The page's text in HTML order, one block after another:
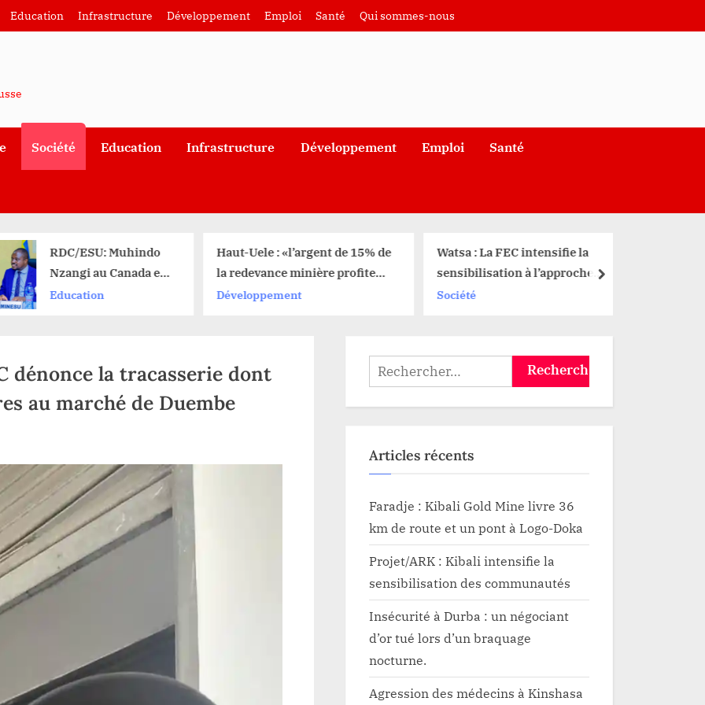
Education Infrastructure Développement Emploi Santé Qui sommes-nous
Société Education Infrastructure Développement Emploi Santé
RDC/ESU: Muhindo
Nzangi au Canada en
quête des bourses de
Education
Haut-Uele : «l’argent de 15% de
la redevance minière profite
plus à l’alcool et aux femmes
Développement
Watsa : La FEC intensifie la
sensibilisation à l’approche
des élections
Société
next
dénonce la tracasserie dont
au marché de Duembe
Uele/Watsa
:
la
FEC
dénonce
la
tracasserie
dont
membres
Rechercher :
Articles récents
Faradje : Kibali Gold Mine livre 36
km de route et un pont à Logo-Doka
Projet/ARK : Kibali intensifie la
sensibilisation des communautés
Insécurité à Durba : un négociant
d’or tué lors d’un braquage
nocturne.
Agression des médecins à Kinshasa